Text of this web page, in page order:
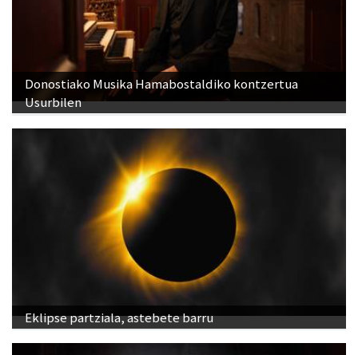
Donostiako Musika Hamabostaldiko kontzertua
Usurbilen
Eklipse partziala, astebete barru